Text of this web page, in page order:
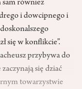
sam również
i dowcipnego i
się w konflikcie”.
przybywa do
się dziać
towarzystwie